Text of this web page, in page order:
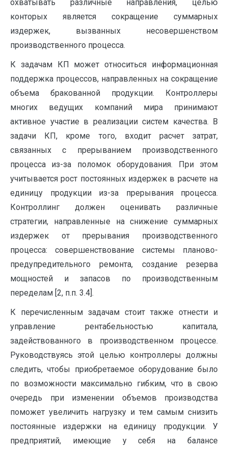
охватывать различные направления, целью
конторых является сокращение суммарных
издержек, вызванных несовершенством
производственного процесса.
К задачам КП может относиться информационная
поддержка процессов, направленных на сокращение
объема бракованной продукции. Контроллеры
многих ведущих компаний мира принимают
активное участие в реализации систем качества. В
задачи КП, кроме того, входит расчет затрат,
связанных с прерыванием производствен­ного
процесса из-за поломок оборудования. При этом
учитывается рост постоянных издержек в расчете на
единицу продукции из-за прерывания процесса.
Контроллинг должен оценивать различные
стратегии, направленные на снижение суммарных
издержек от прерывания производственного
процесса: совершенствование системы планово-
предупредительного ремонта, создание резерва
мощностей и запасов по производственным
переделам [2, п.п. 3.4].
К перечисленным задачам стоит также отнести и
управление рентабельностью капитала,
задействованного в производственном процессе.
Руководствуясь этой целью контроллеры должны
следить, чтобы приобретаемое оборудование было
по возможности максимально гибким, что в свою
очередь при изменении объемов производства
поможет увеличить нагрузку и тем самым снизить
постоянные издержки на единицу продукции. У
предприятий, имеющие у себя на балансе